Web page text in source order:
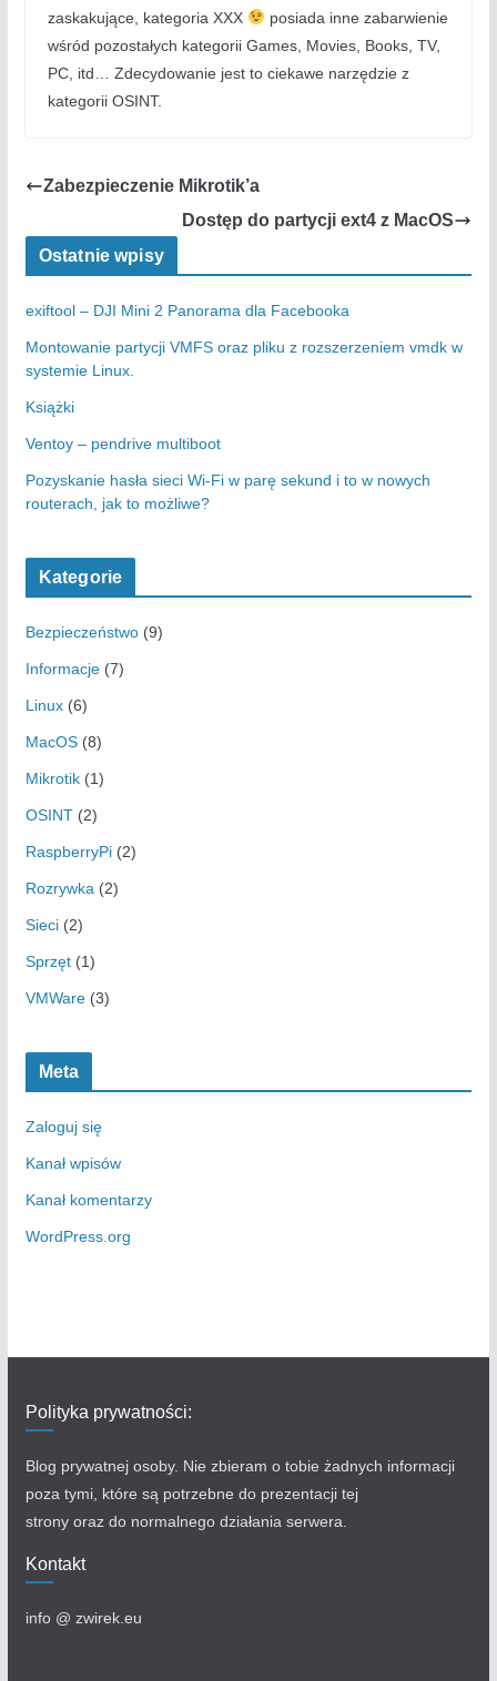
zaskakujące, kategoria XXX
posiada inne zabarwienie
wśród pozostałych kategorii Games, Movies, Books, TV,
PC, itd… Zdecydowanie jest to ciekawe narzędzie z
kategorii OSINT.
Zabezpieczenie Mikrotik’a
Dostęp do partycji ext4 z MacOS
Ostatnie wpisy
exiftool – DJI Mini 2 Panorama dla Facebooka
Montowanie partycji VMFS oraz pliku z rozszerzeniem vmdk w
systemie Linux.
Książki
Ventoy – pendrive multiboot
Pozyskanie hasła sieci Wi-Fi w parę sekund i to w nowych
routerach, jak to możliwe?
Kategorie
Bezpieczeństwo(9)
Informacje(7)
Linux(6)
MacOS(8)
Mikrotik(1)
OSINT(2)
RaspberryPi(2)
Rozrywka (2)
Sieci(2)
Sprzęt(1)
VMWare(3)
Meta
Zaloguj się
Kanał wpisów
Kanał komentarzy
WordPress.org
Polityka prywatności:
Blog prywatnej osoby. Nie zbieram o tobie żadnych informacji
poza tymi, które są potrzebne do prezentacji tej
strony oraz do normalnego działania serwera.
Kontakt
info @ zwirek.eu​